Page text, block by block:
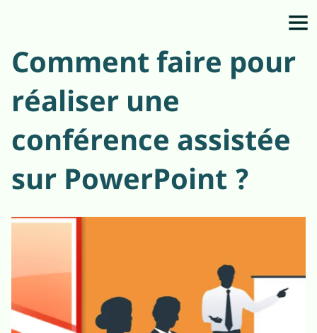
Comment faire pour
réaliser une
conférence assistée
sur PowerPoint ?